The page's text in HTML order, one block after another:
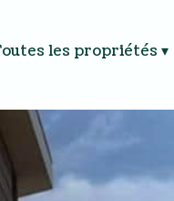
les propriétés ▾